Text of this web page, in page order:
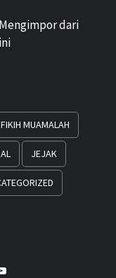
dari
FIKIH MUAMALAH
JEJAK